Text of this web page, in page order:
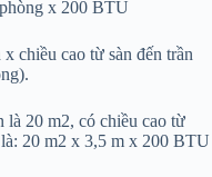
x 200 BTU
chiều cao từ sàn đến trần
là 20 m2, có chiều cao từ
20 m2 x 3,5 m x 200 BTU